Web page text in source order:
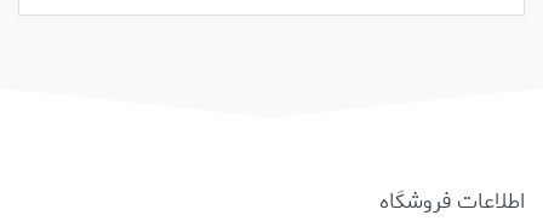
اطلاعات فروشگاه